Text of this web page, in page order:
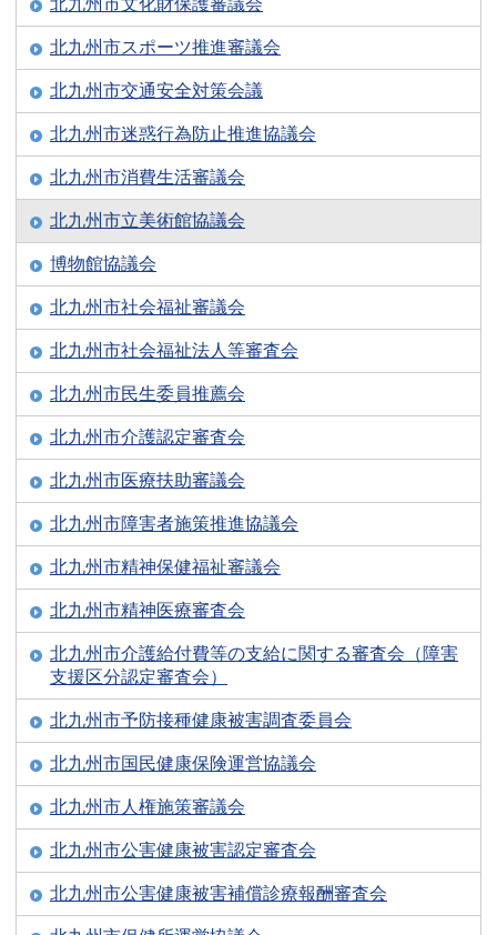
北九州市文化財保護審議会
北九州市スポーツ推進審議会
北九州市交通安全対策会議
北九州市迷惑行為防止推進協議会
北九州市消費生活審議会
北九州市立美術館協議会
博物館協議会
北九州市社会福祉審議会
北九州市社会福祉法人等審査会
北九州市民生委員推薦会
北九州市介護認定審査会
北九州市医療扶助審議会
北九州市障害者施策推進協議会
北九州市精神保健福祉審議会
北九州市精神医療審査会
北九州市介護給付費等の支給に関する審査会（障害
支援区分認定審査会）
北九州市予防接種健康被害調査委員会
北九州市国民健康保険運営協議会
北九州市人権施策審議会
北九州市公害健康被害認定審査会
北九州市公害健康被害補償診療報酬審査会